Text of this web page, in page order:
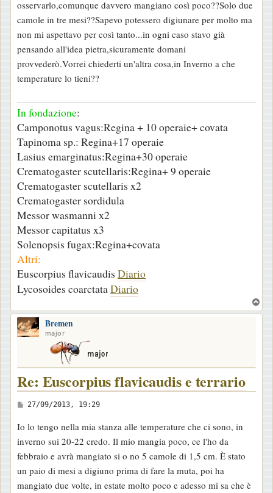
osservarlo,comunque davvero mangiano così poco??Solo due
camole in tre mesi??Sapevo potessero digiunare per molto ma
non mi aspettavo per così tanto...in ogni caso stavo già
pensando all'idea pietra,sicuramente domani
provvederò.Vorrei chiederti un'altra cosa,in Inverno a che
temperature lo tieni??
In fondazione:
Camponotus vagus:Regina + 10 operaie+ covata
Tapinoma sp.: Regina+17 operaie
Lasius emarginatus:Regina+30 operaie
Crematogaster scutellaris:Regina+ 9 operaie
Crematogaster scutellaris x2
Crematogaster sordidula
Messor wasmanni x2
Messor capitatus x3
Solenopsis fugax:Regina+covata
Altri:
Euscorpius flavicaudis Diario
Lycosoides coarctataDiario
o
Bremen
major
Re: Euscorpius flavicaudis e terrario
M
s
s
a
g
27/09/2013, 19:29
Io lo tengo nella mia stanza alle temperature che ci sono, in
inverno sui 20-22 credo. Il mio mangia poco, ce l'ho da
febbraio e avrà mangiato si o no 5 camole di 1,5 cm. È stato
un paio di mesi a digiuno prima di fare la muta, poi ha
mangiato due volte, in estate molto poco e adesso mi sa che è